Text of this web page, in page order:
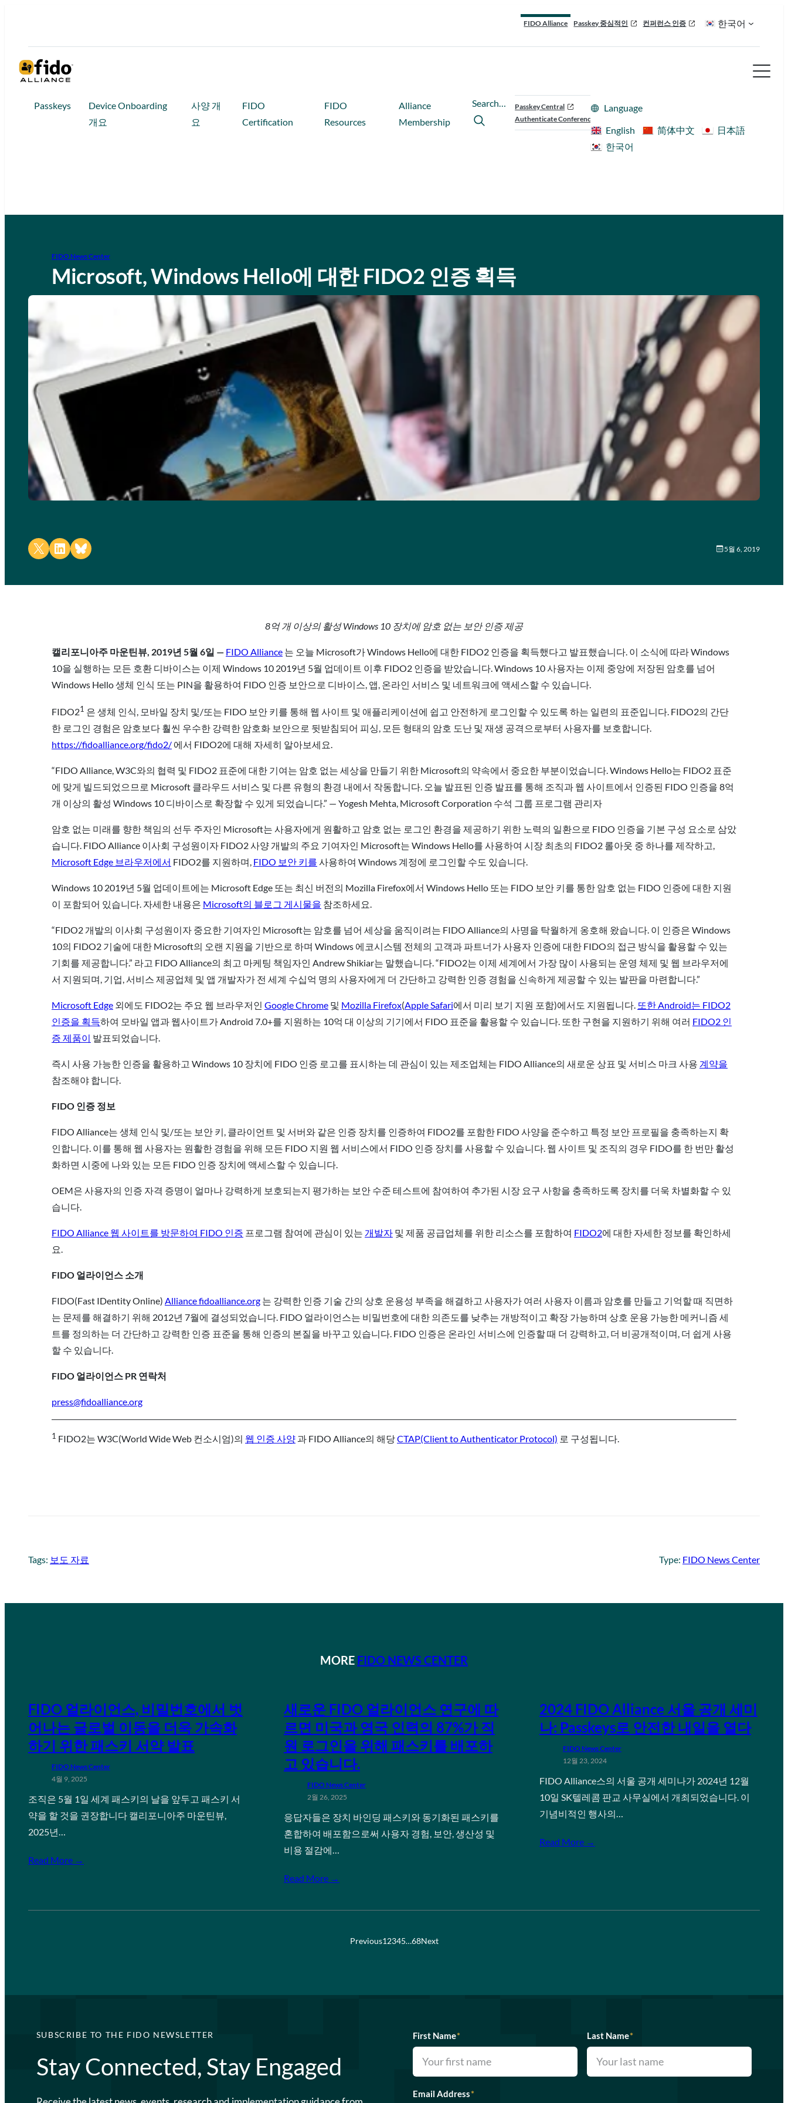
FIDO Alliance Passkey 중심적인 컨퍼런스 인증 한국어
Passkeys
Device Onboarding
개요
사양 개
요
FIDO
Certification
FIDO
Resources
Alliance
Membership
Search…
Passkey Central
Authenticate Conference
Language
English
简体中文
日本語
한국어
FIDO News Center
Microsoft, Windows Hello에 대한 FIDO2 인증 획득
Share on X Share on LinkedIn
Share on Bluesky 5월 6, 2019
8억 개 이상의 활성 Windows 10 장치에 암호 없는 보안 인증 제공
캘리포니아주 마운틴뷰, 2019년 5월 6일 — FIDO Alliance 는 오늘 Microsoft가 Windows Hello에 대한 FIDO2 인증을 획득했다고 발표했습니다. 이 소식에 따라 Windows
10을 실행하는 모든 호환 디바이스는 이제 Windows 10 2019년 5월 업데이트 이후 FIDO2 인증을 받았습니다. Windows 10 사용자는 이제 중앙에 저장된 암호를 넘어
Windows Hello 생체 인식 또는 PIN을 활용하여 FIDO 인증 보안으로 디바이스, 앱, 온라인 서비스 및 네트워크에 액세스할 수 있습니다.
FIDO21 은 생체 인식, 모바일 장치 및/또는 FIDO 보안 키를 통해 웹 사이트 및 애플리케이션에 쉽고 안전하게 로그인할 수 있도록 하는 일련의 표준입니다. FIDO2의 간단
한 로그인 경험은 암호보다 훨씬 우수한 강력한 암호화 보안으로 뒷받침되어 피싱, 모든 형태의 암호 도난 및 재생 공격으로부터 사용자를 보호합니다.
https://fidoalliance.org/fido2/ 에서 FIDO2에 대해 자세히 알아보세요.
“FIDO Alliance, W3C와의 협력 및 FIDO2 표준에 대한 기여는 암호 없는 세상을 만들기 위한 Microsoft의 약속에서 중요한 부분이었습니다. Windows Hello는 FIDO2 표준
에 맞게 빌드되었으므로 Microsoft 클라우드 서비스 및 다른 유형의 환경 내에서 작동합니다. 오늘 발표된 인증 발표를 통해 조직과 웹 사이트에서 인증된 FIDO 인증을 8억
개 이상의 활성 Windows 10 디바이스로 확장할 수 있게 되었습니다.” — Yogesh Mehta, Microsoft Corporation 수석 그룹 프로그램 관리자
암호 없는 미래를 향한 책임의 선두 주자인 Microsoft는 사용자에게 원활하고 암호 없는 로그인 환경을 제공하기 위한 노력의 일환으로 FIDO 인증을 기본 구성 요소로 삼았
습니다. FIDO Alliance 이사회 구성원이자 FIDO2 사양 개발의 주요 기여자인 Microsoft는 Windows Hello를 사용하여 시장 최초의 FIDO2 롤아웃 중 하나를 제작하고,
Microsoft Edge 브라우저에서 FIDO2를 지원하며, FIDO 보안 키를 사용하여 Windows 계정에 로그인할 수도 있습니다.
Windows 10 2019년 5월 업데이트에는 Microsoft Edge 또는 최신 버전의 Mozilla Firefox에서 Windows Hello 또는 FIDO 보안 키를 통한 암호 없는 FIDO 인증에 대한 지원
이 포함되어 있습니다. 자세한 내용은 Microsoft의 블로그 게시물을 참조하세요.
“FIDO2 개발의 이사회 구성원이자 중요한 기여자인 Microsoft는 암호를 넘어 세상을 움직이려는 FIDO Alliance의 사명을 탁월하게 옹호해 왔습니다. 이 인증은 Windows
10의 FIDO2 기술에 대한 Microsoft의 오랜 지원을 기반으로 하며 Windows 에코시스템 전체의 고객과 파트너가 사용자 인증에 대한 FIDO의 접근 방식을 활용할 수 있는
기회를 제공합니다.” 라고 FIDO Alliance의 최고 마케팅 책임자인 Andrew Shikiar는 말했습니다. “FIDO2는 이제 세계에서 가장 많이 사용되는 운영 체제 및 웹 브라우저에
서 지원되며, 기업, 서비스 제공업체 및 앱 개발자가 전 세계 수십억 명의 사용자에게 더 간단하고 강력한 인증 경험을 신속하게 제공할 수 있는 발판을 마련합니다.”
Microsoft Edge 외에도 FIDO2는 주요 웹 브라우저인 Google Chrome 및 Mozilla Firefox(Apple Safari에서 미리 보기 지원 포함)에서도 지원됩니다. 또한 Android는 FIDO2
인증을 획득하여 모바일 앱과 웹사이트가 Android 7.0+를 지원하는 10억 대 이상의 기기에서 FIDO 표준을 활용할 수 있습니다. 또한 구현을 지원하기 위해 여러 FIDO2 인
증 제품이 발표되었습니다.
즉시 사용 가능한 인증을 활용하고 Windows 10 장치에 FIDO 인증 로고를 표시하는 데 관심이 있는 제조업체는 FIDO Alliance의 새로운 상표 및 서비스 마크 사용 계약을
참조해야 합니다.
FIDO 인증 정보
FIDO Alliance는 생체 인식 및/또는 보안 키, 클라이언트 및 서버와 같은 인증 장치를 인증하여 FIDO2를 포함한 FIDO 사양을 준수하고 특정 보안 프로필을 충족하는지 확
인합니다. 이를 통해 웹 사용자는 원활한 경험을 위해 모든 FIDO 지원 웹 서비스에서 FIDO 인증 장치를 사용할 수 있습니다. 웹 사이트 및 조직의 경우 FIDO를 한 번만 활성
화하면 시중에 나와 있는 모든 FIDO 인증 장치에 액세스할 수 있습니다.
OEM은 사용자의 인증 자격 증명이 얼마나 강력하게 보호되는지 평가하는 보안 수준 테스트에 참여하여 추가된 시장 요구 사항을 충족하도록 장치를 더욱 차별화할 수 있
습니다.
FIDO Alliance 웹 사이트를 방문하여 FIDO 인증 프로그램 참여에 관심이 있는 개발자 및 제품 공급업체를 위한 리소스를 포함하여 FIDO2에 대한 자세한 정보를 확인하세
요.
FIDO 얼라이언스 소개
FIDO(Fast IDentity Online) Alliance fidoalliance.org 는 강력한 인증 기술 간의 상호 운용성 부족을 해결하고 사용자가 여러 사용자 이름과 암호를 만들고 기억할 때 직면하
는 문제를 해결하기 위해 2012년 7월에 결성되었습니다. FIDO 얼라이언스는 비밀번호에 대한 의존도를 낮추는 개방적이고 확장 가능하며 상호 운용 가능한 메커니즘 세
트를 정의하는 더 간단하고 강력한 인증 표준을 통해 인증의 본질을 바꾸고 있습니다. FIDO 인증은 온라인 서비스에 인증할 때 더 강력하고, 더 비공개적이며, 더 쉽게 사용
할 수 있습니다.
FIDO 얼라이언스 PR 연락처
press@fidoalliance.org
1 FIDO2는 W3C(World Wide Web 컨소시엄)의 웹 인증 사양 과 FIDO Alliance의 해당CTAP(Client to Authenticator Protocol) 로 구성됩니다.
Tags: 보도 자료 Type: FIDO News Center
MORE FIDO NEWS CENTER
FIDO 얼라이언스, 비밀번호에서 벗
어나는 글로벌 이동을 더욱 가속화
하기 위한 패스키 서약 발표
FIDO News Center
4월 9, 2025
조직은 5월 1일 세계 패스키의 날을 앞두고 패스키 서
약을 할 것을 권장합니다 캘리포니아주 마운틴뷰,
2025년…
Read More →
새로운 FIDO 얼라이언스 연구에 따
르면 미국과 영국 인력의 87%가 직
원 로그인을 위해 패스키를 배포하
고 있습니다.
FIDO News Center
2월 26, 2025
응답자들은 장치 바인딩 패스키와 동기화된 패스키를
혼합하여 배포함으로써 사용자 경험, 보안, 생산성 및
비용 절감에…
Read More →
2024 FIDO Alliance 서울 공개 세미
나: Passkeys로 안전한 내일을 열다
FIDO News Center
12월 23, 2024
FIDO Alliance스의 서울 공개 세미나가 2024년 12월
10일 SK텔레콤 판교 사무실에서 개최되었습니다. 이
기념비적인 행사의…
Read More →
Previous12345…68Next
SUBSCRIBE TO THE FIDO NEWSLETTER
Stay Connected, Stay Engaged
First Name* Last Name*
Email Address*